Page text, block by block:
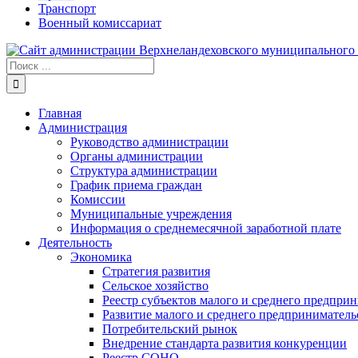
Транспорт
Военный комиссариат
Результат
поиска:
Главная
Администрация
Руководство администрации
Органы администрации
Структура администрации
График приема граждан
Комиссии
Муниципальные учреждения
Информация о среднемесячной заработной плате
Деятельность
Экономика
Стратегия развития
Сельское хозяйство
Реестр субъектов малого и среднего
Развитие малого и среднего
Потребительский рынок
Внедрение стандарта развития конкуренции